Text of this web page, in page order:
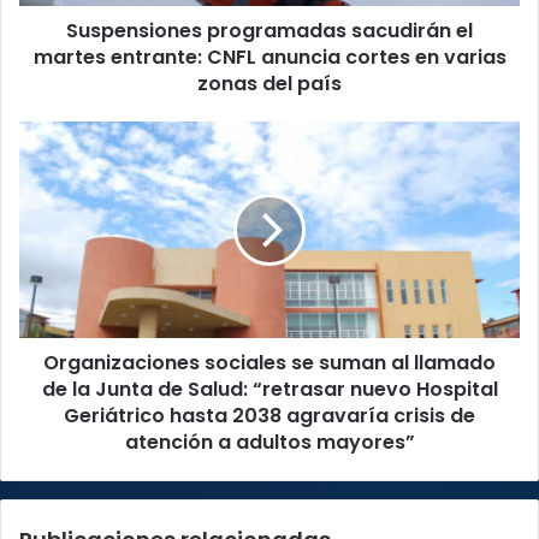
varias
país
Suspensiones programadas sacudirán el
martes entrante: CNFL anuncia cortes en varias
zonas del país
Organizaciones
sociales
se
suman
de
la
Junta
Salud:
“retrasar
Geriátrico
Organizaciones sociales se suman al llamado
de la Junta de Salud: “retrasar nuevo Hospital
Geriátrico hasta 2038 agravaría crisis de
atención a adultos mayores”